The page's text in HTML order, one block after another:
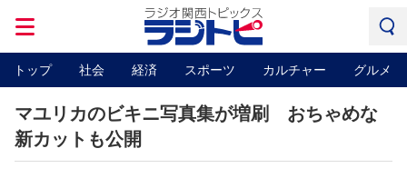
トップ 社会 経済 スポーツ カルチャー グルメ
マユリカのビキニ写真集が増刷 おちゃめな
新カットも公開